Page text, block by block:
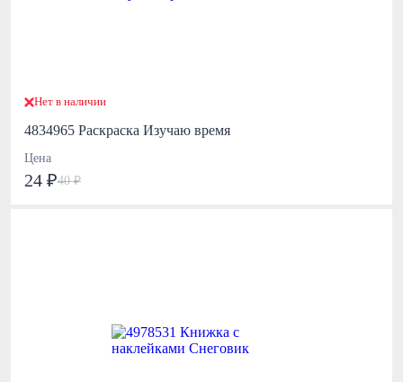
Нет в наличии
4834965 Раскраска Изучаю время
Цена
24 ₽40 ₽